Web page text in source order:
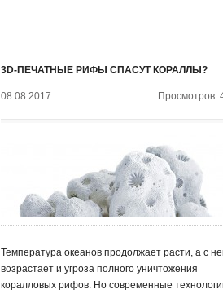
3D-ПЕЧАТНЫЕ РИФЫ СПАСУТ КОРАЛЛЫ?
08.08.2017 Просмотров:
Температура океанов продолжает расти, а с
возрастает и угроза полного уничтожения
коралловых рифов. Но современные